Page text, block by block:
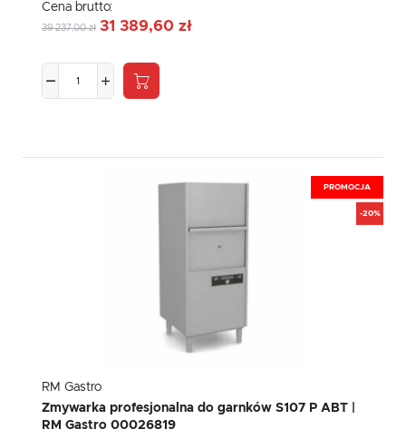
Cena brutto:
39 237,00 zł 31 389,60 zł
PROMOCJA
-20%
RM Gastro
Zmywarka profesjonalna do garnków S107 P ABT |
RM Gastro 00026819